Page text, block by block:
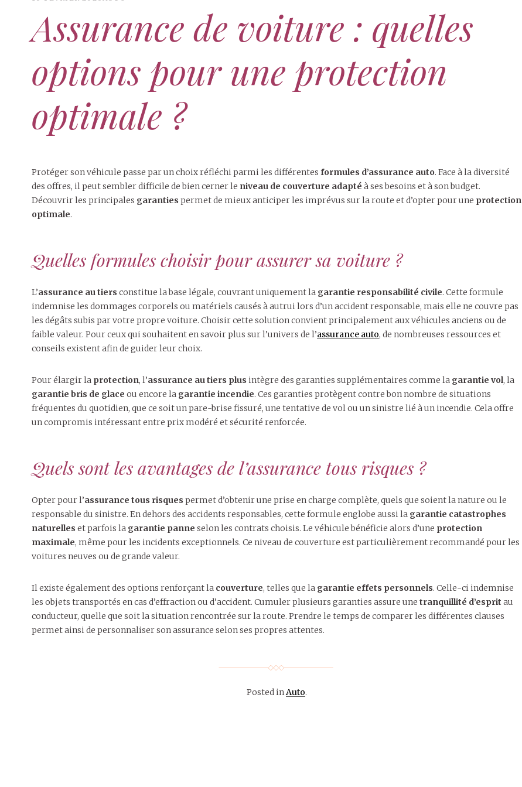
Assurance de voiture : quelles
options pour une protection
optimale ?
Protéger son véhicule passe par un choix réfléchi parmi les différentes formules d’assurance auto. Face à la diversité
des offres, il peut sembler difficile de bien cerner le niveau de couverture adapté à ses besoins et à son budget.
Découvrir les principales garanties permet de mieux anticiper les imprévus sur la route et d’opter pour une protection
optimale.
Quelles formules choisir pour assurer sa voiture ?
L’assurance au tiers constitue la base légale, couvrant uniquement la garantie responsabilité civile. Cette formule
indemnise les dommages corporels ou matériels causés à autrui lors d’un accident responsable, mais elle ne couvre pas
les dégâts subis par votre propre voiture. Choisir cette solution convient principalement aux véhicules anciens ou de
faible valeur. Pour ceux qui souhaitent en savoir plus sur l’univers de l’assurance auto, de nombreuses ressources et
conseils existent afin de guider leur choix.
Pour élargir la protection, l’assurance au tiers plus intègre des garanties supplémentaires comme la garantie vol, la
garantie bris de glace ou encore la garantie incendie. Ces garanties protègent contre bon nombre de situations
fréquentes du quotidien, que ce soit un pare-brise fissuré, une tentative de vol ou un sinistre lié à un incendie. Cela offre
un compromis intéressant entre prix modéré et sécurité renforcée.
Quels sont les avantages de l’assurance tous risques ?
Opter pour l’assurance tous risques permet d’obtenir une prise en charge complète, quels que soient la nature ou le
responsable du sinistre. En dehors des accidents responsables, cette formule englobe aussi la garantie catastrophes
naturelles et parfois la garantie panne selon les contrats choisis. Le véhicule bénéficie alors d’une protection
maximale, même pour les incidents exceptionnels. Ce niveau de couverture est particulièrement recommandé pour les
voitures neuves ou de grande valeur.
Il existe également des options renforçant la couverture, telles que la garantie effets personnels. Celle-ci indemnise
les objets transportés en cas d’effraction ou d’accident. Cumuler plusieurs garanties assure une tranquillité d’esprit au
conducteur, quelle que soit la situation rencontrée sur la route. Prendre le temps de comparer les différentes clauses
permet ainsi de personnaliser son assurance selon ses propres attentes.
Posted inAuto.